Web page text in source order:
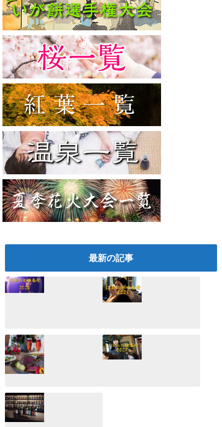
最新の記事
CLIP山形映画祭
2026：映画館派の
編集長が読む2025
年の映画ざっくり
総監
2026.02.27
CLIP山形映画祭
2025：ほぼこれく
らいしか更新して
いない変なブログ
月のホテル☆4日
間限定！クリスマ
スディナーブッフ
ェ開催☆